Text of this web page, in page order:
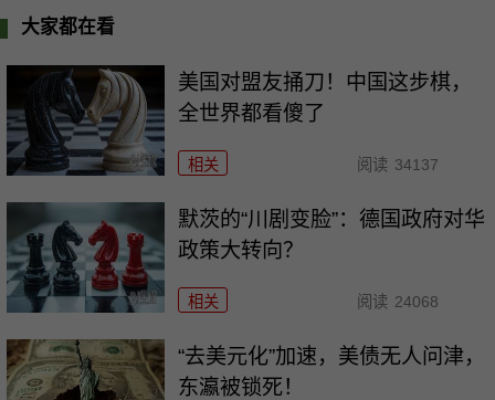
大家都在看
美国对盟友捅刀！中国这步棋，
全世界都看傻了
相关 阅读 34137
默茨的“川剧变脸”：德国政府对华
政策大转向？
相关 阅读 24068
“去美元化”加速，美债无人问津，
东瀛被锁死！